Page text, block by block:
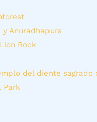
y Anuradhapura
Rock
del diente sagrado
Park